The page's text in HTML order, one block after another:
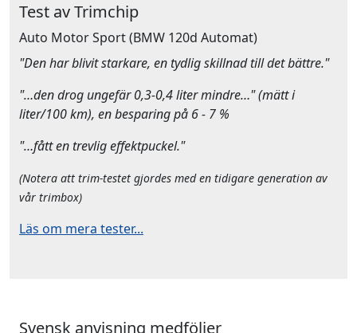
Test av Trimchip
Auto Motor Sport(BMW 120d Automat)
"Den har blivit starkare, en tydlig skillnad till det bättre."
"…den drog ungefär 0,3-0,4 liter mindre…" (mätt i
liter/100 km), en besparing på 6 - 7 %
"…fått en trevlig effektpuckel."
(Notera att trim-testet gjordes med en tidigare generation av
vår trimbox)
Läs om mera tester...
Svensk anvisning medföljer